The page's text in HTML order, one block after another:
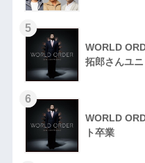
5
WORLD
拓郎さんユ
6
WORLD
ト卒業